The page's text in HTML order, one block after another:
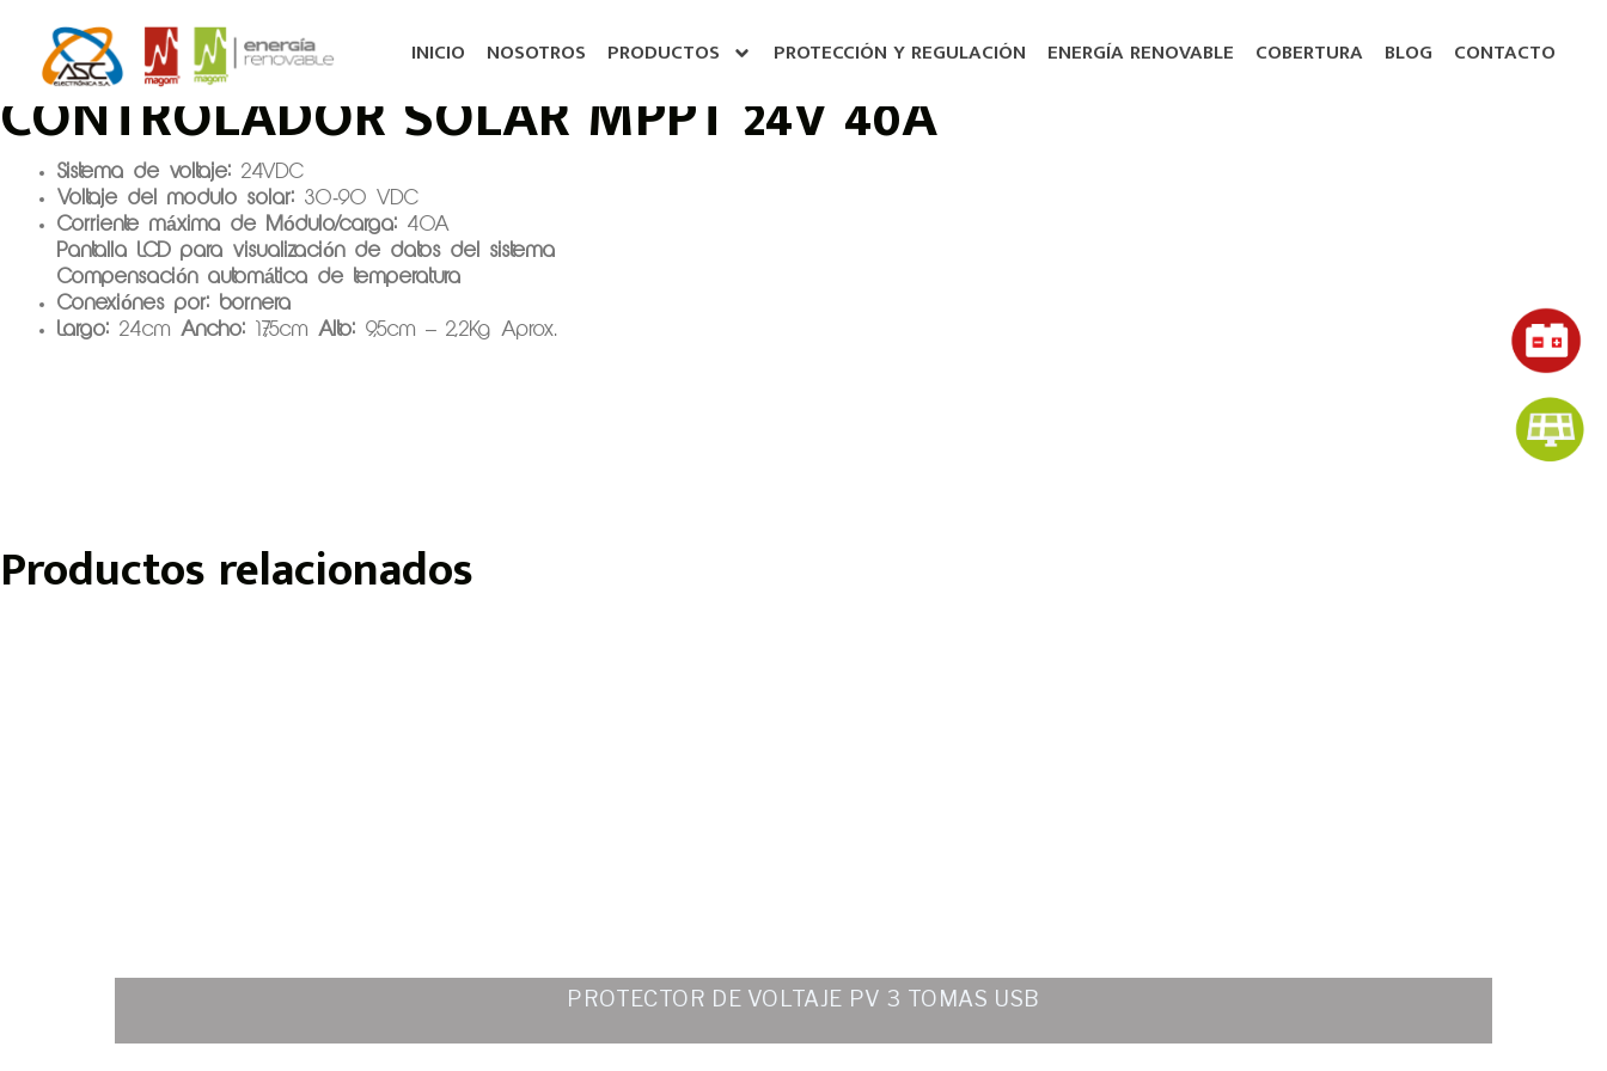
contenido
INICIO NOSOTROS PRODUCTOS PROTECCIÓN Y REGULACIÓN ENERGÍA RENOVABLE COBERTURA BLOG CONTACTO
Regresar
CONTROLADOR SOLAR MPPT 24V 40A
Sistema de voltaje: 24VDC
Voltaje del modulo solar: 30-90 VDC
Corriente máxima de Módulo/carga: 40A
Pantalla LCD para visualización de datos del sistema
Compensación automática de temperatura
Conexiónes por: bornera
Largo: 24cm Ancho: 17,5cm Alto: 9,5cm – 2,2Kg Aprox.
Productos relacionados
PROTECTOR DE VOLTAJE PV 3 TOMAS USB